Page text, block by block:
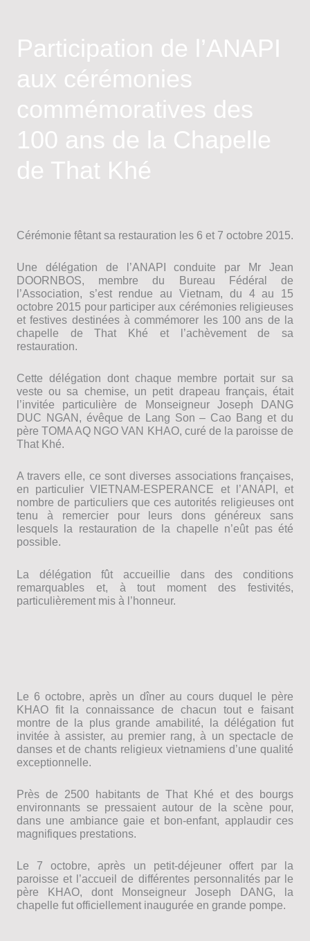
Congrès
National
de
l’ANAPI
Chalon
Saône
Participation de l’ANAPI
aux cérémonies
commémoratives des
100 ans de la Chapelle
de That Khé
Cérémonie fêtant sa restauration les 6 et 7 octobre 2015.
Une délégation de l’ANAPI conduite par Mr Jean
DOORNBOS, membre du Bureau Fédéral de
l’Association, s’est rendue au Vietnam, du 4 au 15
octobre 2015 pour participer aux cérémonies religieuses
et festives destinées à commémorer les 100 ans de la
chapelle de That Khé et l’achèvement de sa
restauration.
Cette délégation dont chaque membre portait sur sa
veste ou sa chemise, un petit drapeau français, était
l’invitée particulière de Monseigneur Joseph DANG
DUC NGAN, évêque de Lang Son – Cao Bang et du
père TOMA AQ NGO VAN KHAO, curé de la paroisse de
That Khé.
A travers elle, ce sont diverses associations françaises,
en particulier VIETNAM-ESPERANCE et l’ANAPI, et
nombre de particuliers que ces autorités religieuses ont
tenu à remercier pour leurs dons généreux sans
lesquels la restauration de la chapelle n’eût pas été
possible.
La délégation fût accueillie dans des conditions
remarquables et, à tout moment des festivités,
particulièrement mis à l’honneur.
Le 6 octobre, après un dîner au cours duquel le père
KHAO fit la connaissance de chacun tout e faisant
montre de la plus grande amabilité, la délégation fut
invitée à assister, au premier rang, à un spectacle de
danses et de chants religieux vietnamiens d’une qualité
exceptionnelle.
Près de 2500 habitants de That Khé et des bourgs
environnants se pressaient autour de la scène pour,
dans une ambiance gaie et bon-enfant, applaudir ces
magnifiques prestations.
Le 7 octobre, après un petit-déjeuner offert par la
paroisse et l’accueil de différentes personnalités par le
père KHAO, dont Monseigneur Joseph DANG, la
chapelle fut officiellement inaugurée en grande pompe.